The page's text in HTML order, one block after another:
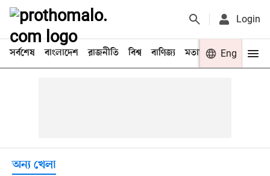
Login
সর্বশেষ বাংলাদেশ রাজনীতি বিশ্ব বাণিজ্য মতামত খেলা
Eng
অন্য খেলা